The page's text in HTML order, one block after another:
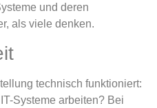
und deren
als viele denken.
technisch funktioniert:
Systeme arbeiten? Bei